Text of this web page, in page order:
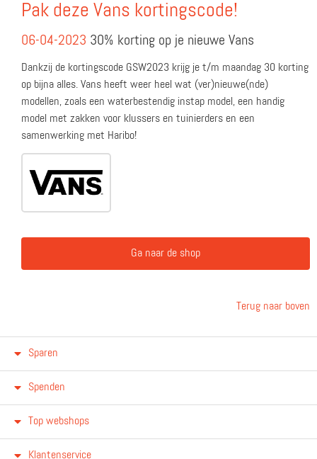
Pak deze Vans kortingscode!
06-04-2023 30% korting op je nieuwe Vans
Dankzij de kortingscode GSW2023 krijg je t/m maandag 30 korting
op bijna alles. Vans heeft weer heel wat (ver)nieuwe(nde)
modellen, zoals een waterbestendig instap model, een handig
model met zakken voor klussers en tuinierders en een
samenwerking met Haribo!
Ga naar de shop
Terug naar boven
Sparen
Spenden
Top webshops
Klantenservice